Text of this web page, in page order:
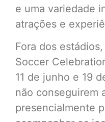
e uma variedade
atrações e
Fora dos
Soccer
11 de junho e 19
não conseguirem
presencialmente